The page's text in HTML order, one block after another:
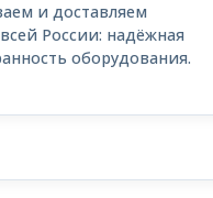
и доставляем
России: надёжная
оборудования.